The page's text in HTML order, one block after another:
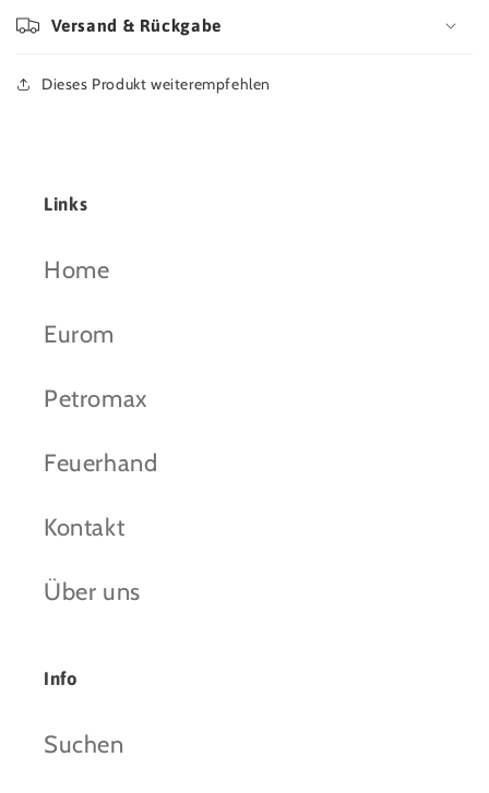
Versand & Rückgabe
Dieses Produkt weiterempfehlen
Links
Home
Eurom
Petromax
Feuerhand
Kontakt
Über uns
Info
Suchen